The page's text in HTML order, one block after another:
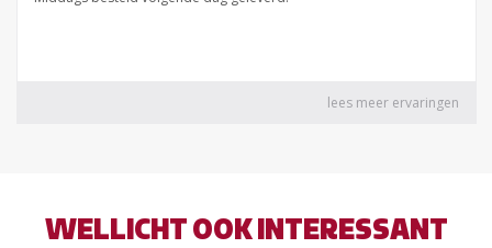
WELLICHT OOK INTERESSANT